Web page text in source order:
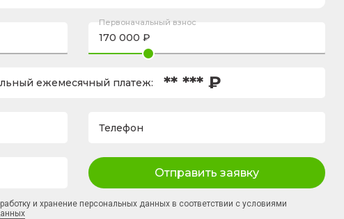
Первоначальный взнос
ежемесячный платеж: ** *** ₽
Телефон
Отправить заявку
и хранение персональных данных в соответствии с условиями